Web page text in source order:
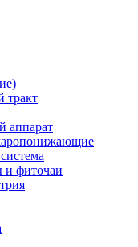
тракт
аппарат
и фиточаи